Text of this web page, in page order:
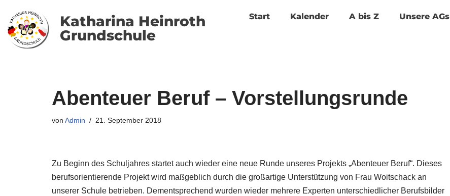
Zum
Inhalt
Katharina Heinroth
Grundschule
Start Kalender A bis Z Unsere AGs
Abenteuer Beruf – Vorstellungsrunde
von Admin 21. September 2018
Zu Beginn des Schuljahres startet auch wieder eine neue Runde unseres Projekts „Abenteuer Beruf“. Dieses
berufsorientierende Projekt wird maßgeblich durch die großartige Unterstützung von Frau Woitschack an
unserer Schule betrieben. Dementsprechend wurden wieder mehrere Experten unterschiedlicher Berufsbilder